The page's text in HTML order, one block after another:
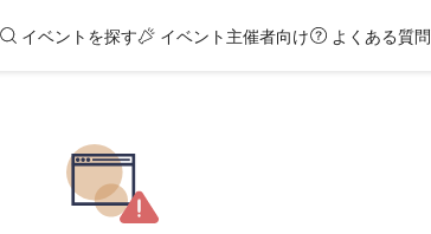
イベントを探す イベント主催者向け よくある質問